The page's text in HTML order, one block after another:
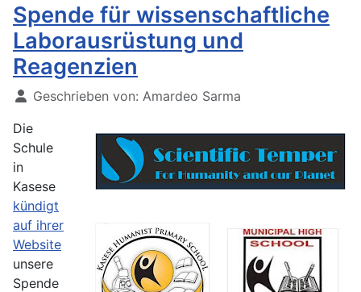
Spende für wissenschaftliche
Laborausrüstung und
Reagenzien
Geschrieben von: Amardeo Sarma
Die
Schule
in
Kasese
kündigt
auf ihrer
Website
unsere
Spende